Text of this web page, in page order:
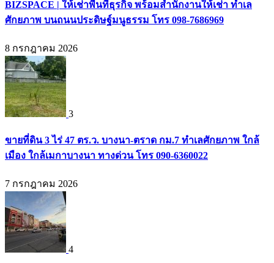
BIZSPACE | ให้เช่าพื้นที่ธุรกิจ พร้อมสำนักงานให้เช่า ทำเล
ศักยภาพ บนถนนประดิษฐ์มนูธรรม โทร 098-7686969
8 กรกฎาคม 2026
3
ขายที่ดิน 3 ไร่ 47 ตร.ว. บางนา-ตราด กม.7 ทำเลศักยภาพ ใกล้
เมือง ใกล้เมกาบางนา ทางด่วน โทร 090-6360022
7 กรกฎาคม 2026
4